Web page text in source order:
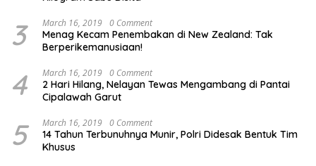
3 March 16, 2019 0 Comment
Menag Kecam Penembakan di New Zealand: Tak
Berperikemanusiaan!
4 March 16, 2019 0 Comment
2 Hari Hilang, Nelayan Tewas Mengambang di Pantai
Cipalawah Garut
5 March 16, 2019 0 Comment
14 Tahun Terbunuhnya Munir, Polri Didesak Bentuk Tim
Khusus